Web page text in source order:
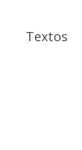
Textos